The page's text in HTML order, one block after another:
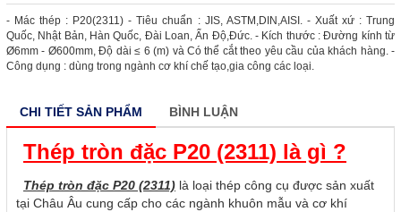
- Mác thép : P20(2311) - Tiêu chuẩn : JIS, ASTM,DIN,AISI. - Xuất xứ : Trung
Quốc, Nhật Bản, Hàn Quốc, Đài Loan, Ấn Độ,Đức. - Kích thước : Đường kính từ
Ø6mm - Ø600mm, Độ dài ≤ 6 (m) và Có thể cắt theo yêu cầu của khách hàng. -
Công dụng : dùng trong ngành cơ khí chế tạo,gia công các loại.
CHI TIẾT SẢN PHẨM BÌNH LUẬN
Thép tròn đặc P20 (2311) là gì ?
Thép tròn đặc P20 (2311) là loại thép công cụ được sản xuất
tại Châu Âu cung cấp cho các ngành khuôn mẫu và cơ khí